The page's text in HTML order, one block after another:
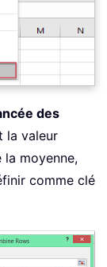
des
la valeur
la moyenne,
comme clé